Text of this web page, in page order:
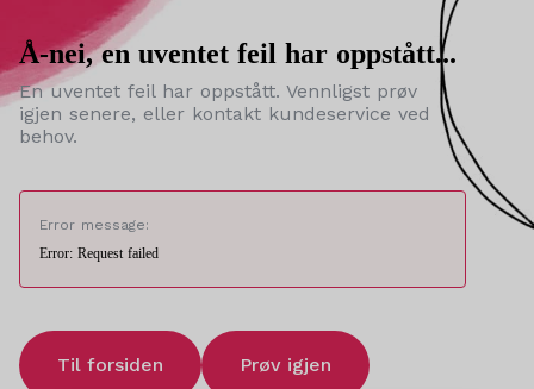
Å-nei, en uventet feil har oppstått...
En uventet feil har oppstått. Vennligst prøv
igjen senere, eller kontakt kundeservice ved
behov.
Error message:
Error: Request failed
Til forsiden Prøv igjen